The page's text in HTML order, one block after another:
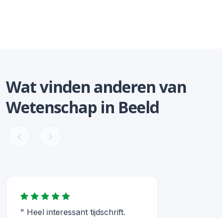
Wat vinden anderen van
Wetenschap in Beeld
" Heel interessant tijdschrift.